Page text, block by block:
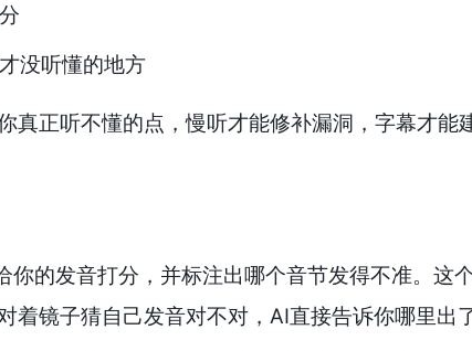
没听懂的地方
正听不懂的点，慢听才能修补漏洞，字幕才能
的发音打分，并标注出哪个音节发得不准。这
镜子猜自己发音对不对，AI直接告诉你哪里出了